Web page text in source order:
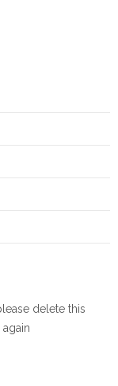
delete this